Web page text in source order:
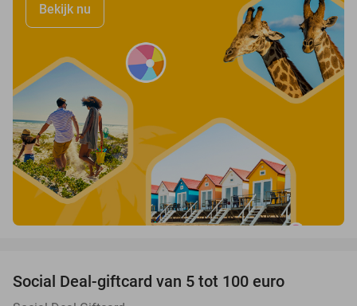
Bekijk nu
Social Deal-giftcard van 5 tot 100 euro